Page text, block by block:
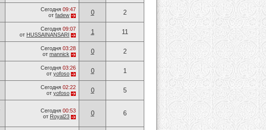
Сегодня 09:47
от fadew 0 2
Сегодня 09:07
от HUSSAINANSARI 1 11
Сегодня 03:28
от mannick 0 2
Сегодня 03:26
от yofoso 0 1
Сегодня 02:22
от yofoso 0 5
Сегодня 00:53
от Royal23 0 6